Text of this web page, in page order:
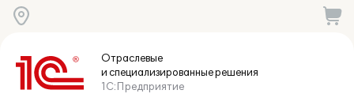
Отраслевые
и специализированныерешения
1С:Предприятие